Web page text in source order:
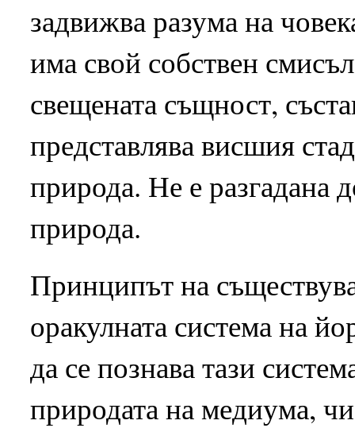
задвижва разума на
има свой собствен
свещената същност,
представлява висшия
природа. Не е разгадана
природа.
Принципът на
оракулната система на
да се познава тази
природата на медиума,